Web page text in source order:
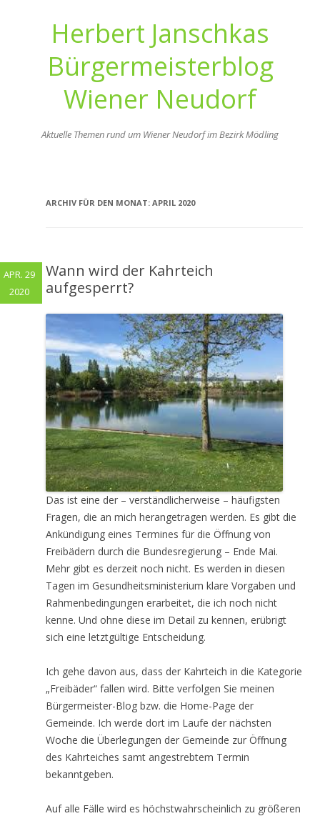
Herbert Janschkas
Bürgermeisterblog
Wiener Neudorf
Aktuelle Themen rund um Wiener Neudorf im Bezirk Mödling
ARCHIV FÜR DEN MONAT: APRIL 2020
Wann wird der Kahrteich
aufgesperrt?
Das ist eine der – verständlicherweise – häufigsten
Fragen, die an mich herangetragen werden. Es gibt die
Ankündigung eines Termines für die Öffnung von
Freibädern durch die Bundesregierung – Ende Mai.
Mehr gibt es derzeit noch nicht. Es werden in diesen
Tagen im Gesundheitsministerium klare Vorgaben und
Rahmenbedingungen erarbeitet, die ich noch nicht
kenne. Und ohne diese im Detail zu kennen, erübrigt
sich eine letztgültige Entscheidung.
Ich gehe davon aus, dass der Kahrteich in die Kategorie
„Freibäder“ fallen wird. Bitte verfolgen Sie meinen
Bürgermeister-Blog bzw. die Home-Page der
Gemeinde. Ich werde dort im Laufe der nächsten
Woche die Überlegungen der Gemeinde zur Öffnung
des Kahrteiches samt angestrebtem Termin
bekanntgeben.
Auf alle Fälle wird es höchstwahrscheinlich zu größeren
APR. 29
2020